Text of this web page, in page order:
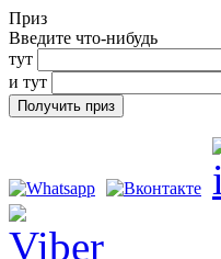
Приз
Введите что-нибудь
тут
и тут